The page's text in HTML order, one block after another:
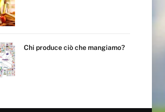
Chi produce ciò che mangiamo?